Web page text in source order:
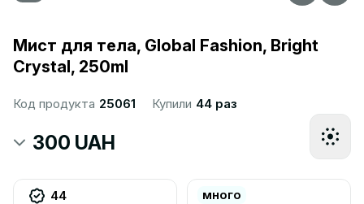
Мист для тела, Global Fashion, Bright
Crystal, 250ml
Код продукта 25061 Купили 44 раз
300 UAH
44
много